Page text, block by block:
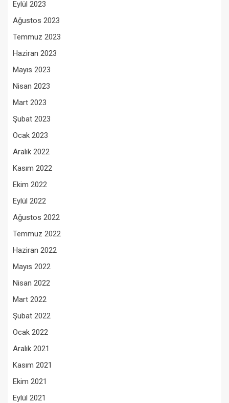
Eylül 2023
Ağustos 2023
Temmuz 2023
Haziran 2023
Mayıs 2023
Nisan 2023
Mart 2023
Şubat 2023
Ocak 2023
Aralık 2022
Kasım 2022
Ekim 2022
Eylül 2022
Ağustos 2022
Temmuz 2022
Haziran 2022
Mayıs 2022
Nisan 2022
Mart 2022
Şubat 2022
Ocak 2022
Aralık 2021
Kasım 2021
Ekim 2021
Eylül 2021